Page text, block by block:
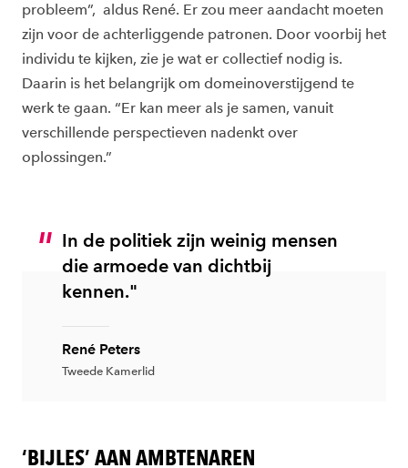
probleem”, aldus René. Er zou meer aandacht moeten
zijn voor de achterliggende patronen. Door voorbij het
individu te kijken, zie je wat er collectief nodig is.
Daarin is het belangrijk om domeinoverstijgend te
werk te gaan. “Er kan meer als je samen, vanuit
verschillende perspectieven nadenkt over
oplossingen.”
In de politiek zijn weinig mensen
die armoede van dichtbij
kennen."
René Peters
Tweede Kamerlid
‘BIJLES’ AAN AMBTENAREN